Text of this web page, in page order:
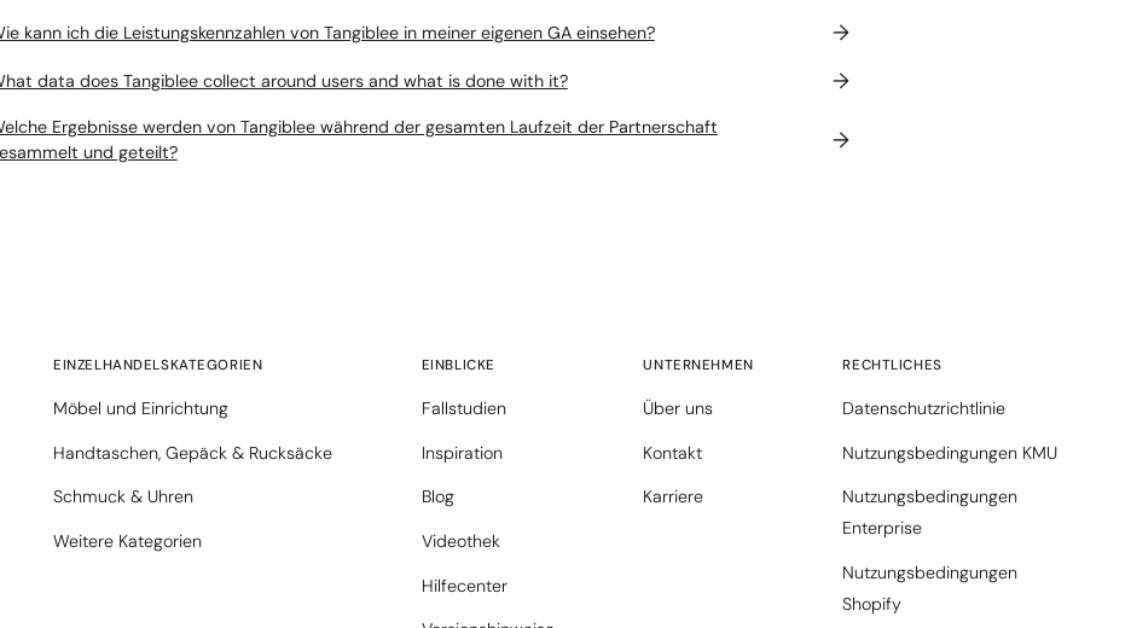
kann ich die Leistungskennzahlen von Tangiblee in meiner eigenen GA einsehen? →
data does Tangiblee collect around users and what is done with it? →
Ergebnisse werden von Tangiblee während der gesamten Laufzeit der Partnerschaft
und geteilt?
→
EINZELHANDELSKATEGORIEN
Möbel und Einrichtung
Handtaschen, Gepäck & Rucksäcke
Schmuck & Uhren
Weitere Kategorien
EINBLICKE
Fallstudien
Inspiration
Blog
Videothek
Hilfecenter
UNTERNEHMEN
Über uns
Kontakt
Karriere
RECHTLICHES
Datenschutzrichtlinie
Nutzungsbedingungen KMU
Nutzungsbedingungen
Enterprise
Nutzungsbedingungen
Shopify